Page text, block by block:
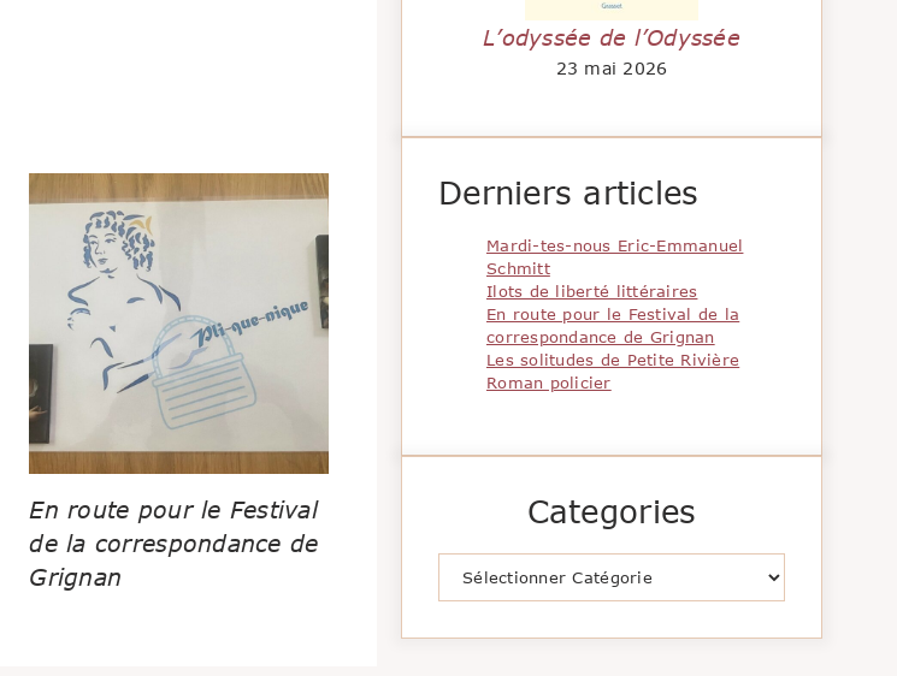
En route pour le Festival
de la correspondance de
Grignan
L’odyssée de l’Odyssée
23 mai 2026
Derniers articles
Mardi-tes-nous Eric-Emmanuel
Schmitt
Ilots de liberté littéraires
En route pour le Festival de la
correspondance de Grignan
Les solitudes de Petite Rivière
Roman policier
Categories